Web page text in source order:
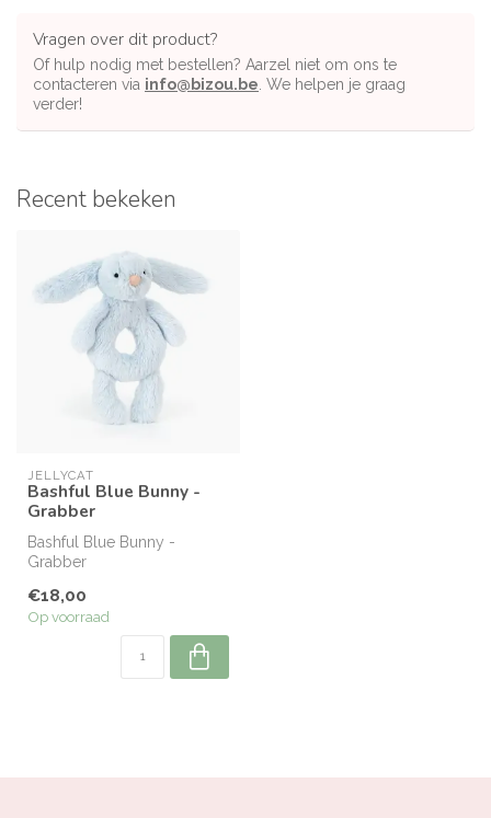
Vragen over dit product?
Of hulp nodig met bestellen? Aarzel niet om ons te
contacteren via info@bizou.be . We helpen je graag
verder!
Recent bekeken
JELLYCAT
Bashful Blue Bunny -
Grabber
Bashful Blue Bunny -
Grabber
€18,00
Op voorraad